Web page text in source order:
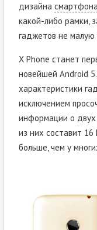
дизайна
какой-либо рамки,
гаджетов не малую
X Phone станет
новейшей Android
характеристики
исключением
информации о двух
из них составит
больше, чем у